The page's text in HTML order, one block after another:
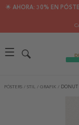
🌟 AHORA: 30% EN
PÓSTERS / STIL / GRAFIK /